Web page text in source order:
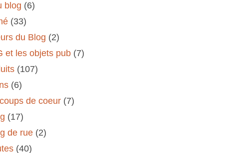
blog (6)
(33)
du Blog (2)
et les objets pub (7)
(107)
(6)
de coeur (7)
(17)
de rue (2)
(40)